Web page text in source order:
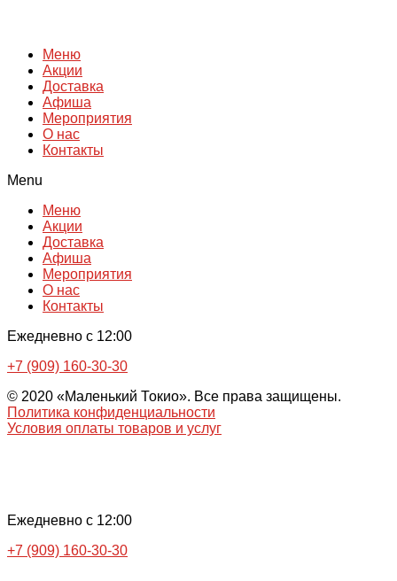
Меню
Акции
Доставка
Афиша
Мероприятия
О нас
Контакты
Menu
Меню
Акции
Доставка
Афиша
Мероприятия
О нас
Контакты
Ежедневно с 12:00
+7 (909) 160-30-30
© 2020 «Маленький Токио». Все права защищены.
Политика конфиденциальности
Условия оплаты товаров и услуг
Ежедневно с 12:00
+7 (909) 160-30-30